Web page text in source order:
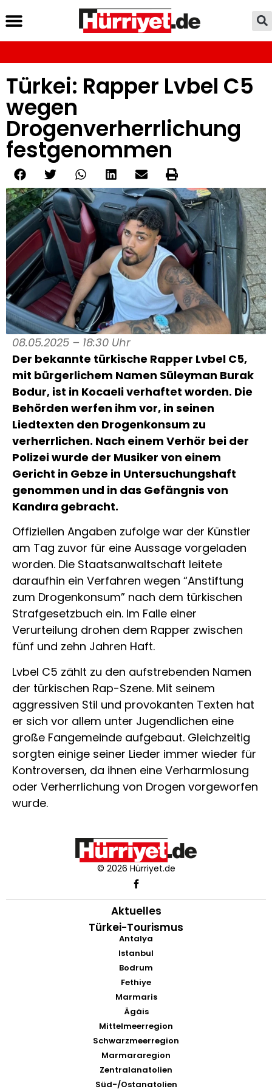
Türkei: Rapper Lvbel C5
wegen
Drogenverherrlichung
festgenommen
08.05.2025 – 18:30 Uhr
Der bekannte türkische Rapper Lvbel C5,
mit bürgerlichem Namen Süleyman Burak
Bodur, ist in Kocaeli verhaftet worden. Die
Behörden werfen ihm vor, in seinen
Liedtexten den Drogenkonsum zu
verherrlichen. Nach einem Verhör bei der
Polizei wurde der Musiker von einem
Gericht in Gebze in Untersuchungshaft
genommen und in das Gefängnis von
Kandıra gebracht.
Offiziellen Angaben zufolge war der Künstler
am Tag zuvor für eine Aussage vorgeladen
worden. Die Staatsanwaltschaft leitete
daraufhin ein Verfahren wegen “Anstiftung
zum Drogenkonsum” nach dem türkischen
Strafgesetzbuch ein. Im Falle einer
Verurteilung drohen dem Rapper zwischen
fünf und zehn Jahren Haft.
Lvbel C5 zählt zu den aufstrebenden Namen
der türkischen Rap-Szene. Mit seinem
aggressiven Stil und provokanten Texten hat
er sich vor allem unter Jugendlichen eine
große Fangemeinde aufgebaut. Gleichzeitig
sorgten einige seiner Lieder immer wieder für
Kontroversen, da ihnen eine Verharmlosung
oder Verherrlichung von Drogen vorgeworfen
wurde.
© 2026 Hürriyet.de
Aktuelles
Türkei-Tourismus
Antalya
Istanbul
Bodrum
Fethiye
Marmaris
Ägäis
Mittelmeerregion
Schwarzmeerregion
Marmararegion
Zentralanatolien
Süd-/Ostanatolien